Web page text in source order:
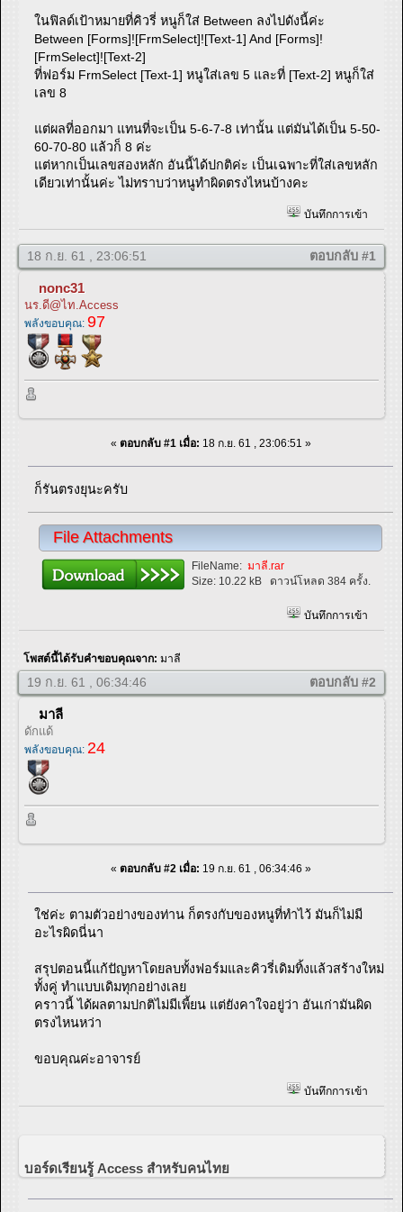
ในฟิลด์เป้าหมายที่คิวรี่ หนูก็ใส่ Between ลงไปดังนี้ค่ะ
Between [Forms]![FrmSelect]![Text-1] And [Forms]!
[FrmSelect]![Text-2]
ที่ฟอร์ม FrmSelect [Text-1] หนูใส่เลข 5 และที่ [Text-2] หนูก็ใส่
เลข 8
แต่ผลที่ออกมา แทนที่จะเป็น 5-6-7-8 เท่านั้น แต่มันได้เป็น 5-50-
60-70-80 แล้วก็ 8 ค่ะ
แต่หากเป็นเลขสองหลัก อันนี้ได้ปกติค่ะ เป็นเฉพาะที่ใส่เลขหลัก
เดียวเท่านั้นค่ะ ไม่ทราบว่าหนูทำผิดตรงไหนบ้างคะ
บันทึกการเข้า
18 ก.ย. 61 , 23:06:51 ตอบกลับ #1
nonc31
นร.ดี@ไท.Access
พลังขอบคุณ: 97
« ตอบกลับ #1 เมื่อ: 18 ก.ย. 61 , 23:06:51 »
ก็รันตรงยุนะครับ
File Attachments
FileName:มาลี.rar
Size: 10.22 kB ดาวน์โหลด 384 ครั้ง.
บันทึกการเข้า
โพสต์นี้ได้รับคำขอบคุณจาก: มาลี
19 ก.ย. 61 , 06:34:46 ตอบกลับ #2
มาลี
ดักแด้
พลังขอบคุณ: 24
« ตอบกลับ #2 เมื่อ: 19 ก.ย. 61 , 06:34:46 »
ใช่ค่ะ ตามตัวอย่างของท่าน ก็ตรงกับของหนูที่ทำไว้ มันก็ไม่มี
อะไรผิดนี่นา
สรุปตอนนี้แก้ปัญหาโดยลบทั้งฟอร์มและคิวรี่เดิมทิ้งแล้วสร้างใหม่
ทั้งคู่ ทำแบบเดิมทุกอย่างเลย
คราวนี้ ได้ผลตามปกติไม่มีเพี้ยน แต่ยังคาใจอยู่ว่า อันเก่ามันผิด
ตรงไหนหว่า
ขอบคุณค่ะอาจารย์
บันทึกการเข้า
บอร์ดเรียนรู้ Access สำหรับคนไทย